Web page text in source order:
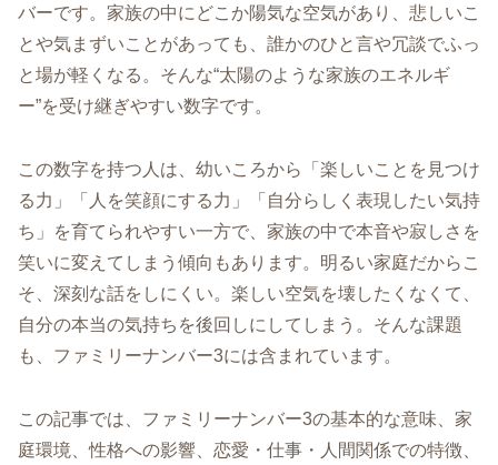
バーです。家族の中にどこか陽気な空気があり、悲しいこ
とや気まずいことがあっても、誰かのひと言や冗談でふっ
と場が軽くなる。そんな“太陽のような家族のエネルギ
ー”を受け継ぎやすい数字です。
この数字を持つ人は、幼いころから「楽しいことを見つけ
る力」「人を笑顔にする力」「自分らしく表現したい気持
ち」を育てられやすい一方で、家族の中で本音や寂しさを
笑いに変えてしまう傾向もあります。明るい家庭だからこ
そ、深刻な話をしにくい。楽しい空気を壊したくなくて、
自分の本当の気持ちを後回しにしてしまう。そんな課題
も、ファミリーナンバー3には含まれています。
この記事では、ファミリーナンバー3の基本的な意味、家
庭環境、性格への影響、恋愛・仕事・人間関係での特徴、